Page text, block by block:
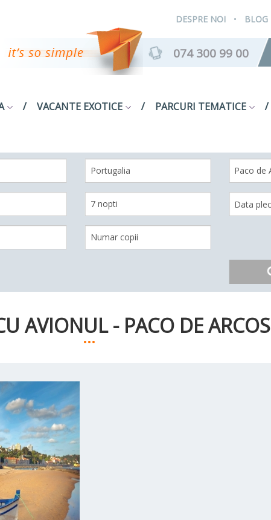
DESPRE NOI . BLOG
074 300 99 00
VACANTE EXOTICE PARCURI TEMATICE
AVIONUL - PACO DE ARCOS
...